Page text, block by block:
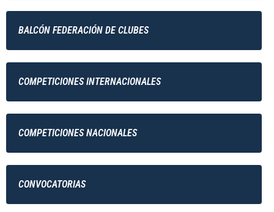
BALCÓN FEDERACIÓN DE CLUBES
COMPETICIONES INTERNACIONALES
COMPETICIONES NACIONALES
CONVOCATORIAS